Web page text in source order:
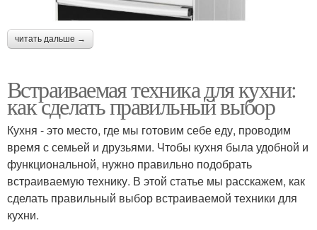
читать дальше →
Встраиваемая техника для кухни:
как сделать правильный выбор
Кухня - это место, где мы готовим себе еду, проводим
время с семьей и друзьями. Чтобы кухня была удобной и
функциональной, нужно правильно подобрать
встраиваемую технику. В этой статье мы расскажем, как
сделать правильный выбор встраиваемой техники для
кухни.